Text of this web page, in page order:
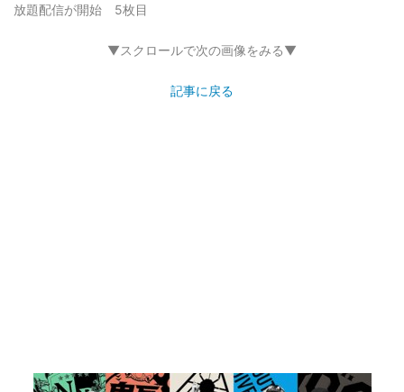
放題配信が開始 5枚目
▼スクロールで次の画像をみる▼
記事に戻る